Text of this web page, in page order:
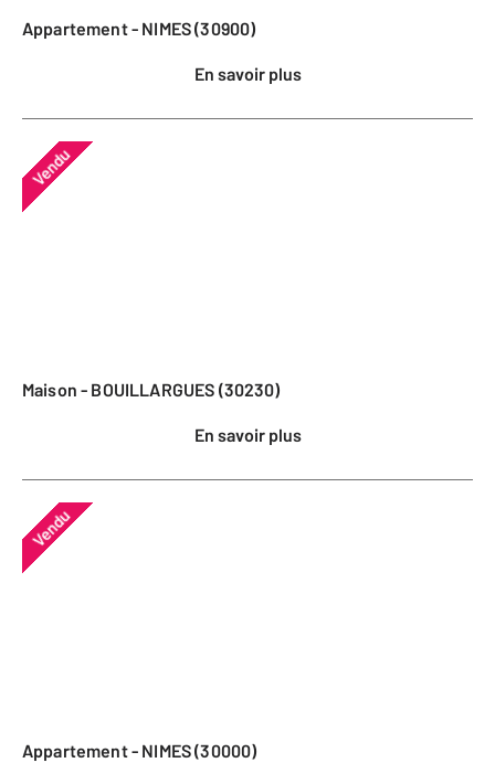
Appartement - NIMES (30900)
En savoir plus
Vendu
Maison - BOUILLARGUES (30230)
En savoir plus
Vendu
Appartement - NIMES (30000)